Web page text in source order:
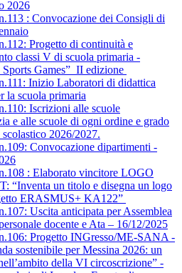
2026
: Convocazione dei Consigli di
Progetto di continuità e
classi V di scuola primaria -
Sports Games” II edizione
Inizio Laboratori di didattica
la scuola primaria
Iscrizioni alle scuole
e alle scuole di ogni ordine e grado
scolastico 2026/2027.
Convocazione dipartimenti -
: Elaborato vincitore LOGO
“Inventa un titolo e disegna un logo
ERASMUS+ KA122”
Uscita anticipata per Assemblea
docente e Ata – 16/12/2025
Progetto INGresso/ME-SANA -
sostenibile per Messina 2026: un
della VI circoscrizione” -